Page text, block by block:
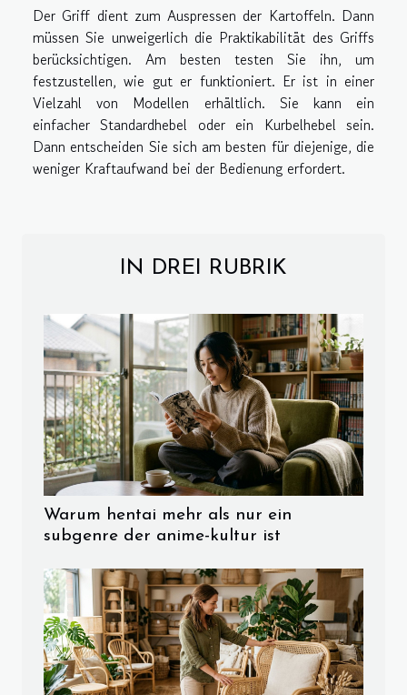
Der Griff dient zum Auspressen der Kartoffeln. Dann
müssen Sie unweigerlich die Praktikabilität des Griffs
berücksichtigen. Am besten testen Sie ihn, um
festzustellen, wie gut er funktioniert. Er ist in einer
Vielzahl von Modellen erhältlich. Sie kann ein
einfacher Standardhebel oder ein Kurbelhebel sein.
Dann entscheiden Sie sich am besten für diejenige, die
weniger Kraftaufwand bei der Bedienung erfordert.
IN DREI RUBRIK
Warum hentai mehr als nur ein
subgenre der anime-kultur ist